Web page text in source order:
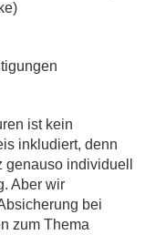
ist kein
inkludiert, denn
individuell
Aber wir
bei
zum Thema